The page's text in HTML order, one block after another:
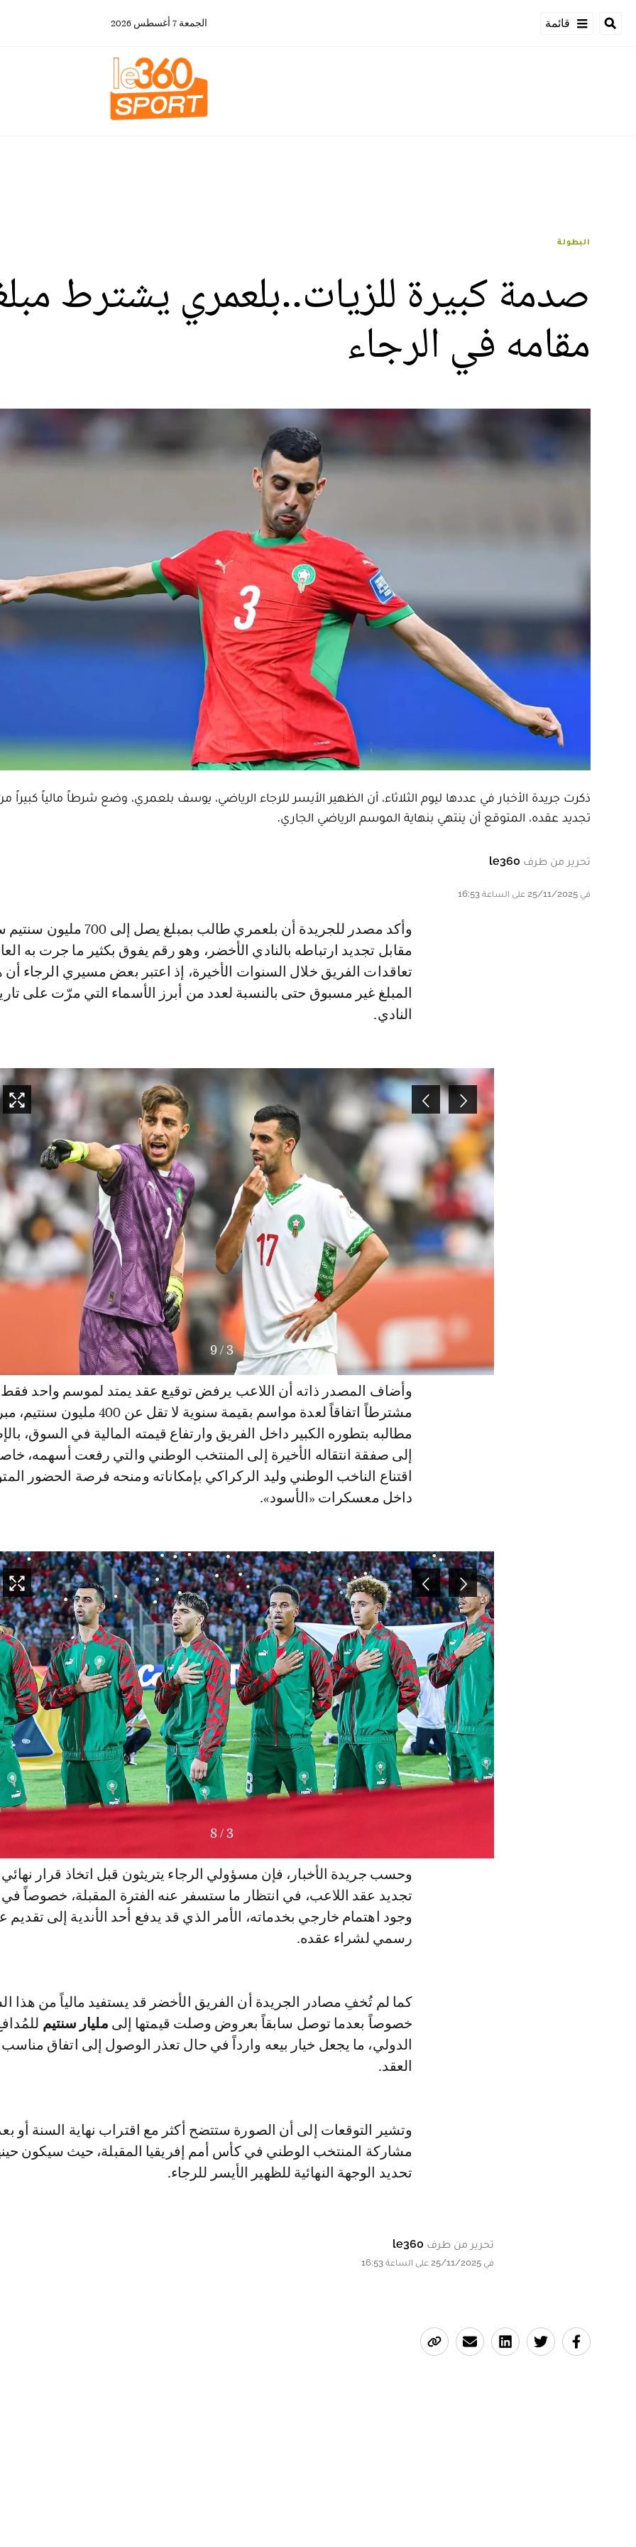
قائمة الجمعة 7 أغسطس 2026
البطولة
صدمة كبيرة للزيات..بلعمري يشترط
مقامه في الرجاء
ذكرت جريدة الأخبار في عددها ليوم الثلاثاء، أن الظهير الأيسر للرجاء الرياضي، يوسف بلعمري، وضع شرطاً مالياً كبيراً
تجديد عقده، المتوقع أن ينتهي بنهاية الموسم الرياضي الجاري.
تحرير من طرف le360
في 25/11/2025 على الساعة 16:53
وأكد مصدر للجريدة أن بلعمري طالب بمبلغ يصل إلى 700 مليون سنتيم سنوياً
مقابل تجديد ارتباطه بالنادي الأخضر، وهو رقم يفوق بكثير ما جرت به
تعاقدات الفريق خلال السنوات الأخيرة، إذ اعتبر بعض مسيري الرجاء أن
المبلغ غير مسبوق حتى بالنسبة لعدد من أبرز الأسماء التي مرّت على
النادي.
3
/
9
وأضاف المصدر ذاته أن اللاعب يرفض توقيع عقد يمتد لموسم واحد
مشترطاً اتفاقاً لعدة مواسم بقيمة سنوية لا تقل عن 400 مليون
مطالبه بتطوره الكبير داخل الفريق وارتفاع قيمته المالية في السوق،
إلى صفقة انتقاله الأخيرة إلى المنتخب الوطني والتي رفعت أسهمه،
اقتناع الناخب الوطني وليد الركراكي بإمكاناته ومنحه فرصة الحضور
داخل معسكرات «الأسود».
3
/
8
وحسب جريدة الأخبار، فإن مسؤولي الرجاء يتريثون قبل اتخاذ قرار
تجديد عقد اللاعب، في انتظار ما ستسفر عنه الفترة المقبلة، خصوصاً
وجود اهتمام خارجي بخدماته، الأمر الذي قد يدفع أحد الأندية إلى
رسمي لشراء عقده.
كما لم تُخفِ مصادر الجريدة أن الفريق الأخضر قد يستفيد مالياً من هذا
خصوصاً بعدما توصل سابقاً بعروض وصلت قيمتها إلى مليار سنتيم
الدولي، ما يجعل خيار بيعه وارداً في حال تعذر الوصول إلى اتفاق مناسب
العقد.
وتشير التوقعات إلى أن الصورة ستتضح أكثر مع اقتراب نهاية السنة أو بعد
مشاركة المنتخب الوطني في كأس أمم إفريقيا المقبلة، حيث سيكون
تحديد الوجهة النهائية للظهير الأيسر للرجاء.
تحرير من طرف le360
في 25/11/2025 على الساعة 16:53